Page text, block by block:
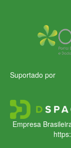
Suportado por
Empresa